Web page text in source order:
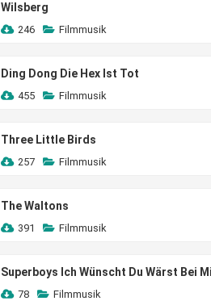
Wilsberg
246 Filmmusik
Ding Dong Die Hex Ist Tot
455 Filmmusik
Three Little Birds
257 Filmmusik
The Waltons
391 Filmmusik
Superboys Ich Wünscht Du Wärst Bei
78 Filmmusik